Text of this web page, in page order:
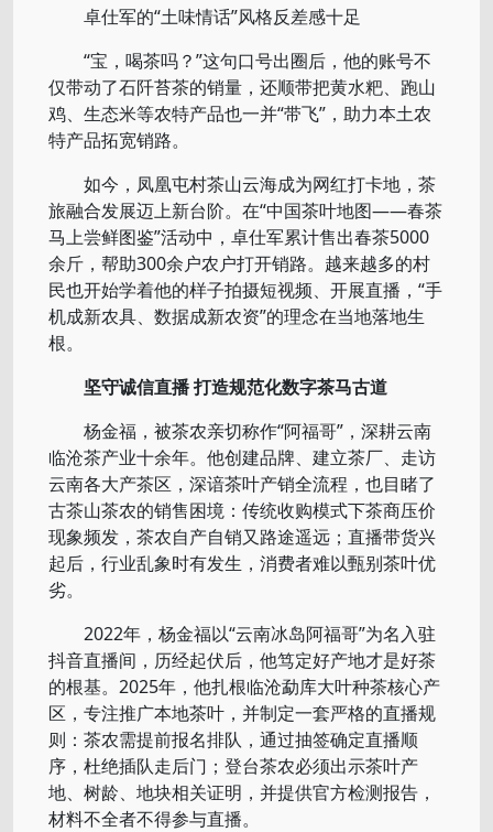
卓仕军的“土味情话”风格反差感十足
“宝，喝茶吗？”这句口号出圈后，他的账号不
仅带动了石阡苔茶的销量，还顺带把黄水粑、跑山
鸡、生态米等农特产品也一并“带飞”，助力本土农
特产品拓宽销路。
如今，凤凰屯村茶山云海成为网红打卡地，茶
旅融合发展迈上新台阶。在“中国茶叶地图——春茶
马上尝鲜图鉴”活动中，卓仕军累计售出春茶5000
余斤，帮助300余户农户打开销路。越来越多的村
民也开始学着他的样子拍摄短视频、开展直播，“手
机成新农具、数据成新农资”的理念在当地落地生
根。
坚守诚信直播 打造规范化数字茶马古道
杨金福，被茶农亲切称作“阿福哥”，深耕云南
临沧茶产业十余年。他创建品牌、建立茶厂、走访
云南各大产茶区，深谙茶叶产销全流程，也目睹了
古茶山茶农的销售困境：传统收购模式下茶商压价
现象频发，茶农自产自销又路途遥远；直播带货兴
起后，行业乱象时有发生，消费者难以甄别茶叶优
劣。
2022年，杨金福以“云南冰岛阿福哥”为名入驻
抖音直播间，历经起伏后，他笃定好产地才是好茶
的根基。2025年，他扎根临沧勐库大叶种茶核心产
区，专注推广本地茶叶，并制定一套严格的直播规
则：茶农需提前报名排队，通过抽签确定直播顺
序，杜绝插队走后门；登台茶农必须出示茶叶产
地、树龄、地块相关证明，并提供官方检测报告，
材料不全者不得参与直播。